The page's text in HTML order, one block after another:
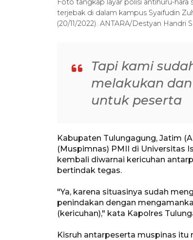
Foto tangkap layar polisi antihuru-hara
terjebak di dalam kampus Syaifudin
(20/11/2022). ANTARA/Destyan Handri
Tapi kami
melakukan
untuk peserta
Kabupaten Tulungagung, Jatim
(Muspimnas) PMII di Universitas
kembali diwarnai kericuhan
bertindak tegas.
"Ya, karena situasinya sudah
penindakan dengan
(kericuhan)," kata Kapolres
Kisruh antarpeserta muspinas itu